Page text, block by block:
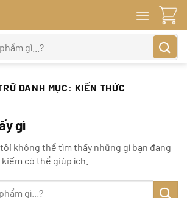
DANH MỤC: KIẾN THỨC
gì
không thể tìm thấy những gì bạn đang
có thể giúp ích.